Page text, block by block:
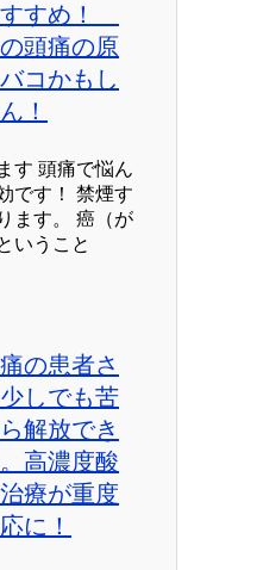
すめ！
頭痛の原
コかもし
！
す 頭痛で悩ん
です！ 禁煙す
ます。 癌（が
いうこと
の患者さ
しでも苦
解放でき
高濃度酸
療が重度
に！